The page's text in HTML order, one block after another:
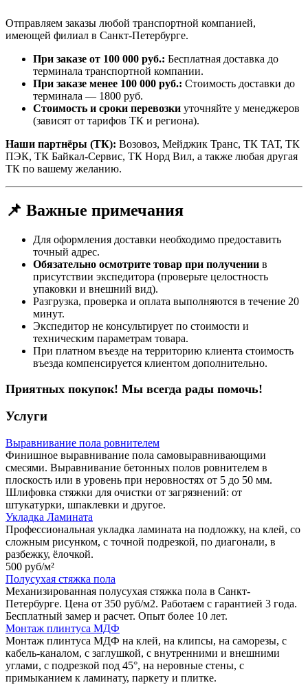
Отправляем заказы любой транспортной компанией,
имеющей филиал в Санкт-Петербурге.
При заказе от 100 000 руб.: Бесплатная доставка до
терминала транспортной компании.
При заказе менее 100 000 руб.: Стоимость доставки до
терминала — 1800 руб.
Стоимость и сроки перевозки уточняйте у менеджеров
(зависят от тарифов ТК и региона).
Наши партнёры (ТК): Возовоз, Мейджик Транс, ТК ТАТ, ТК
ПЭК, ТК Байкал-Сервис, ТК Норд Вил, а также любая другая
ТК по вашему желанию.
📌 Важные примечания
Для оформления доставки необходимо предоставить
точный адрес.
Обязательно осмотрите товар при получении в
присутствии экспедитора (проверьте целостность
упаковки и внешний вид).
Разгрузка, проверка и оплата выполняются в течение 20
минут.
Экспедитор не консультирует по стоимости и
техническим параметрам товара.
При платном въезде на территорию клиента стоимость
въезда компенсируется клиентом дополнительно.
Приятных покупок! Мы всегда рады помочь!
Услуги
Выравнивание пола ровнителем
Финишное выравнивание пола самовыравнивающими
смесями. Выравнивание бетонных полов ровнителем в
плоскость или в уровень при неровностях от 5 до 50 мм.
Шлифовка стяжки для очистки от загрязнений: от
штукатурки, шпаклевки и другое.
Укладка Ламината
Профессиональная укладка ламината на подложку, на клей, со
сложным рисунком, с точной подрезкой, по диагонали, в
разбежку, ёлочкой.
500 руб/м²
Полусухая стяжка пола
Механизированная полусухая стяжка пола в Санкт-
Петербурге. Цена от 350 руб/м2. Работаем с гарантией 3 года.
Бесплатный замер и расчет. Опыт более 10 лет.
Монтаж плинтуса МДФ
Монтаж плинтуса МДФ на клей, на клипсы, на саморезы, с
кабель-каналом, с заглушкой, с внутренними и внешними
углами, с подрезкой под 45°, на неровные стены, с
примыканием к ламинату, паркету и плитке.